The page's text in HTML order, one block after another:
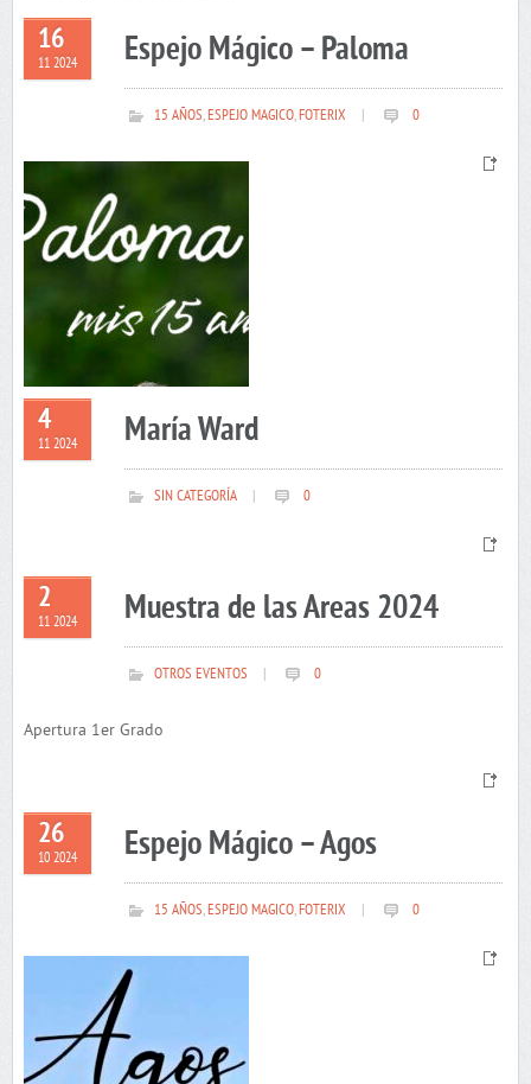
16
11 2024 Espejo Mágico – Paloma
15 AÑOS,ESPEJO MAGICO,FOTERIX 0
4
11 2024 María Ward
SIN CATEGORÍA 0
2
11 2024 Muestra de las Areas 2024
OTROS EVENTOS 0
Apertura 1er Grado
26
10 2024 Espejo Mágico – Agos
15 AÑOS,ESPEJO MAGICO,FOTERIX 0